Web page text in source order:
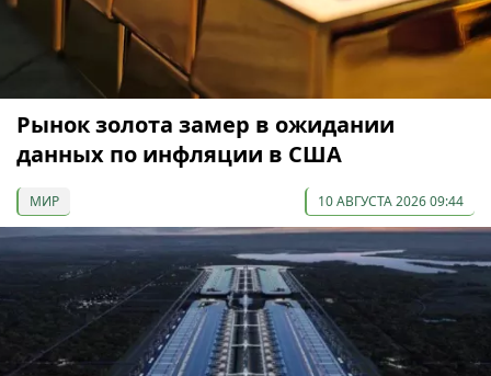
Рынок золота замер в ожидании
данных по инфляции в США
МИР 10 АВГУСТА 2026 09:44